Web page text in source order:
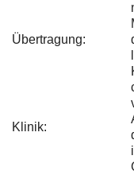
Übertragung:
Klinik: